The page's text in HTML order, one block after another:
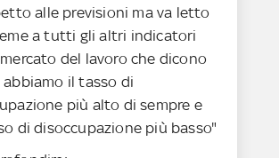
alle previsioni ma va letto
a tutti gli altri indicatori
del lavoro che dicono
abbiamo il tasso di
più alto di sempre e
di disoccupazione più basso"